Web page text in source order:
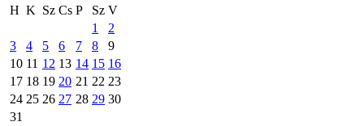
H K Sz Cs P Sz V
1
2
3
4 5 6 7 8
9
10 11 12 13 14 15 16
17 18 19 20 21 22 23
24 25 26 27 28 29 30
31